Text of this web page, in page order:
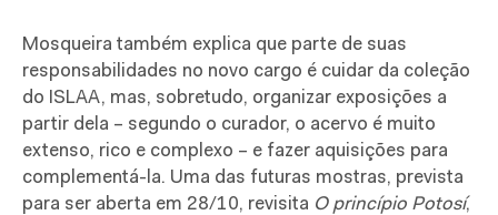
Mosqueira também explica que parte de suas
responsabilidades no novo cargo é cuidar da coleção
do ISLAA, mas, sobretudo, organizar exposições a
partir dela – segundo o curador, o acervo é muito
extenso, rico e complexo – e fazer aquisições para
complementá-la. Uma das futuras mostras, prevista
para ser aberta em 28/10, revisita O princípio Potosí,